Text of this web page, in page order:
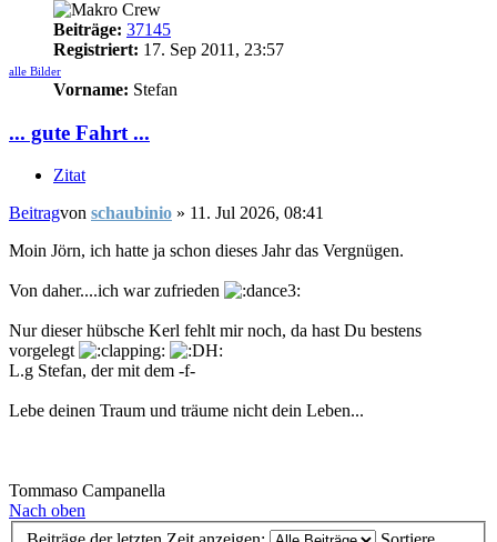
Beiträge: 37145
Registriert: 17. Sep 2011, 23:57
alle Bilder
Vorname: Stefan
... gute Fahrt ...
Zitat
Beitragvon schaubinio » 11. Jul 2026, 08:41
Moin Jörn, ich hatte ja schon dieses Jahr das Vergnügen.
Von daher....ich war zufrieden
Nur dieser hübsche Kerl fehlt mir noch, da hast Du bestens
vorgelegt
L.g Stefan, der mit dem -f-
Lebe deinen Traum und träume nicht dein Leben...
Tommaso Campanella
Nach oben